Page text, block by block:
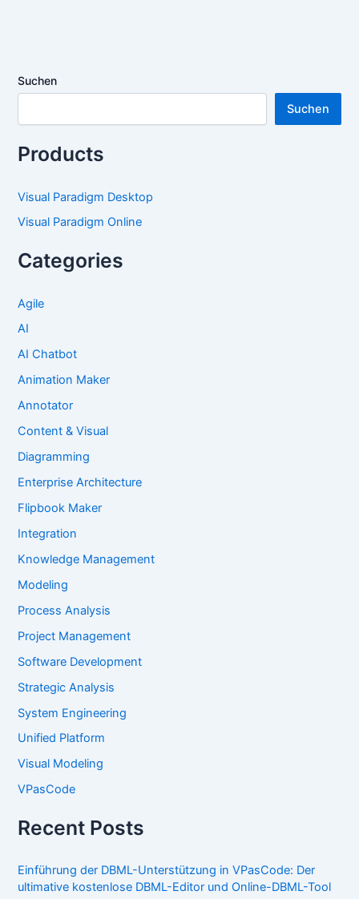
Suchen
Suchen
Products
Visual Paradigm Desktop
Visual Paradigm Online
Categories
Agile
AI
AI Chatbot
Animation Maker
Annotator
Content & Visual
Diagramming
Enterprise Architecture
Flipbook Maker
Integration
Knowledge Management
Modeling
Process Analysis
Project Management
Software Development
Strategic Analysis
System Engineering
Unified Platform
Visual Modeling
VPasCode
Recent Posts
Einführung der DBML-Unterstützung in VPasCode: Der
ultimative kostenlose DBML-Editor und Online-DBML-Tool